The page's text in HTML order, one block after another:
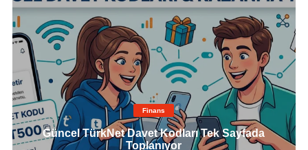
Finans
Güncel TürkNet Davet Kodları Tek Sayfada
Toplanıyor